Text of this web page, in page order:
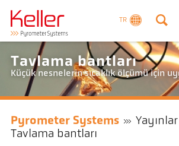
TR
Tavlama bantları
Küçük nesnelerin sıcaklık ölçümü için
Pyrometer Systems
Yayınlar
Tavlama bantları